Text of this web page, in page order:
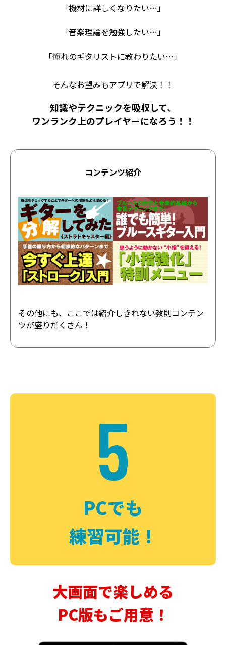
「機材に詳しくなりたい…」
「音楽理論を勉強したい…」
「憧れのギタリストに教わりたい…」
そんなお望みもアプリで解決！！
知識やテクニックを吸収して、
ワンランク上のプレイヤーになろう！！
コンテンツ紹介
その他にも、ここでは紹介しきれない教則コンテン
ツが盛りだくさん！
5
PCでも
練習可能！
大画面で楽しめる
PC版もご用意！